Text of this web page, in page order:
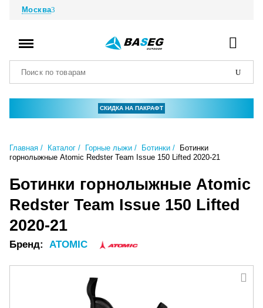
Москва
СКИДКА НА ПАКРАФТ
Главная Каталог Горные лыжи Ботинки
Ботинки
горнолыжные Atomic Redster Team Issue 150 Lifted 2020-21
Ботинки горнолыжные Atomic
Redster Team Issue 150 Lifted
2020-21
Бренд: ATOMIC